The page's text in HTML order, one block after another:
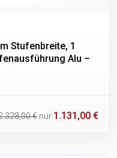
Stufenbreite, 1
Alu –
€ nur 1.131,00 €